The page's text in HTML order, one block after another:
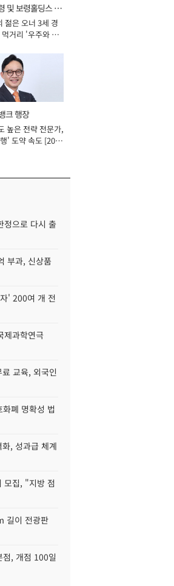
및 보령홀딩스 대
젊은 오너 3세 경
거리 '우주와 헬
크 행장
높은 전략 전문가,
' 도약 속도 [2026
정으로 다시 출
부과, 신상품
' 200여 개 전
제과학연극
교육, 외국인
폐 명확성 법
, 성과급 체계
모집, "지방 점
길이 전광판
점, 개점 100일